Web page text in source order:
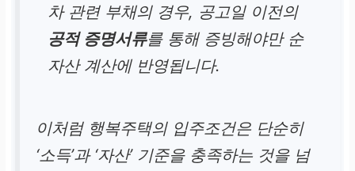
차 관련 부채의 경우, 공고일 이전의
공적 증명서류를 통해 증빙해야만 순
자산 계산에 반영됩니다.
이처럼 행복주택의 입주조건은 단순히
‘소득’과 ‘자산’ 기준을 충족하는 것을 넘